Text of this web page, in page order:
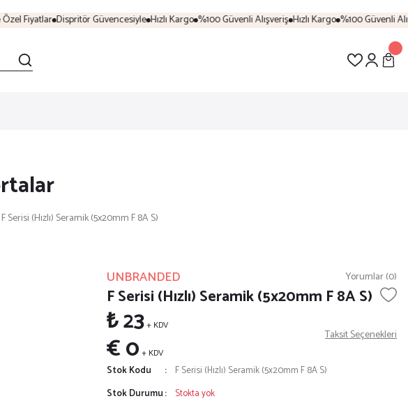
Fiyatlar Dispritör Güvencesiyle Hızlı Kargo %100 Güvenli Alışveriş Hızlı Kargo %100 Güvenli
F Serisi (Hızlı) Seramik (5x20mm F 8A S)
UNBRANDED Yorumlar (0)
F Serisi (Hızlı) Seramik (5x20mm F 8A S)
₺ 23+ KDV
€ 0 + KDV
Taksit Seçenekleri
Stok Kodu
F Serisi (Hızlı) Seramik (5x20mm F 8A S)
Stok Durumu
Stokta yok